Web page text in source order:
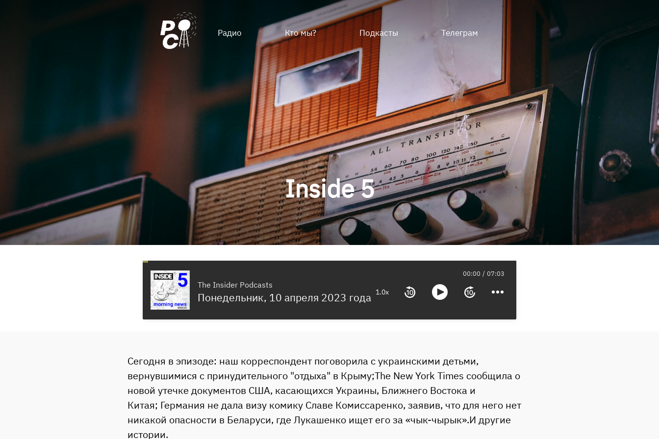
Радио Кто мы? Подкасты Телеграм
Inside 5
The Insider Podcasts
Понедельник, 10 апреля 2023 года 1.0x
00:00 07:03
Сегодня в эпизоде: наш корреспондент поговорила с украинскими детьми,
вернувшимися с принудительного "отдыха" в Крыму;The New York Times сообщила о
новой утечке документов США, касающихся Украины, Ближнего Востока и
Китая; Германия не дала визу комику Славе Комиссаренко, заявив, что для него нет
никакой опасности в Беларуси, где Лукашенко ищет его за «чык-чырык».И другие
истории.